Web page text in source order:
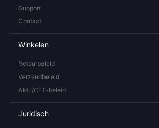
Support
Contact
Winkelen
Retourbeleid
Verzendbeleid
AML/CFT-beleid
Juridisch